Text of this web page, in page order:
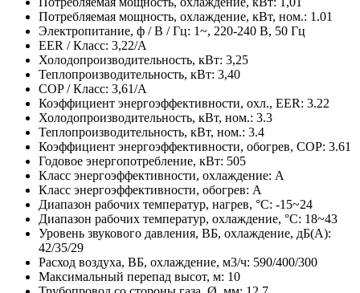
Потребляемая мощность, охлаждение, кВт, ном.: 1.01
Электропитание, ф / В / Гц: 1~, 220-240 В, 50 Гц
EER / Класс: 3,22/A
Холодопроизводительность, кВт: 3,25
Теплопроизводительность, кВт: 3,40
COP / Класс: 3,61/A
Коэффициент энергоэффективности, охл., EER: 3.22
Холодопроизводительность, кВт, ном.: 3.3
Теплопроизводительность, кВт, ном.: 3.4
Коэффициент энергоэффективности, обогрев, COP: 3.61
Годовое энергопотребление, кВт: 505
Класс энергоэффективности, охлаждение: A
Класс энергоэффективности, обогрев: A
Диапазон рабочих температур, нагрев, °C: -15~24
Диапазон рабочих температур, охлаждение, °C: 18~43
Уровень звукового давления, ВБ, охлаждение, дБ(А):
42/35/29
Расход воздуха, ВБ, охлаждение, м3/ч: 590/400/300
Максимальный перепад высот, м: 10